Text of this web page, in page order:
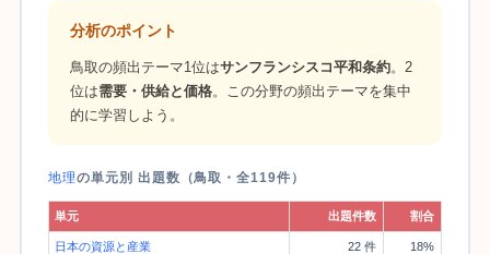
分析のポイント
鳥取の頻出テーマ1位はサンフランシスコ平和条約。2
位は需要・供給と価格。この分野の頻出テーマを集中
的に学習しよう。
地理の単元別 出題数（鳥取・全119件）
単元 出題件数 割合
日本の資源と産業 22 件 18%